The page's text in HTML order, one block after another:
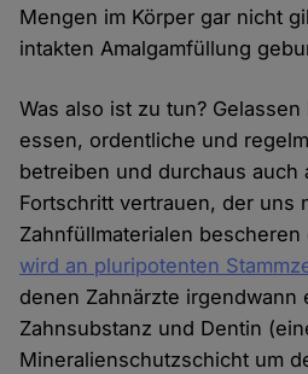
Mengen im Körper gar nicht
intakten Amalgamfüllung
Was also ist zu tun?
essen, ordentliche und
betreiben und durchaus auch
Fortschritt vertrauen, der uns
Zahnfüllmaterialen bescheren
wird an pluripotenten
denen Zahnärzte irgendwann
Zahnsubstanz und Dentin
Mineralienschutzschicht um